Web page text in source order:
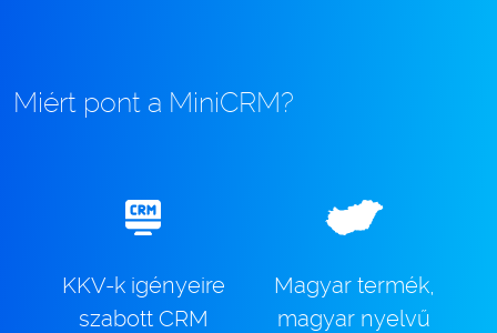
Miért pont a MiniCRM?
KKV-k igényeire
szabott CRM
Magyar termék,
magyar nyelvű